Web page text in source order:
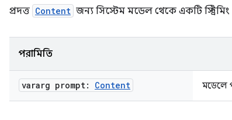
প্রদত্ত Content জন্য সিস্টেম মডেল থেকে একটি স্ট্রিমিং
পরামিতি
vararg prompt: Content মডেলে